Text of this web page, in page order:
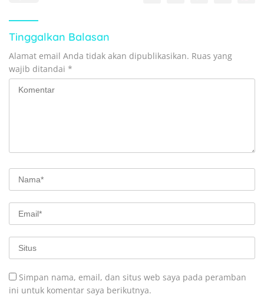
Tinggalkan Balasan
Alamat email Anda tidak akan dipublikasikan. Ruas yang
wajib ditandai *
Simpan nama, email, dan situs web saya pada peramban
ini untuk komentar saya berikutnya.